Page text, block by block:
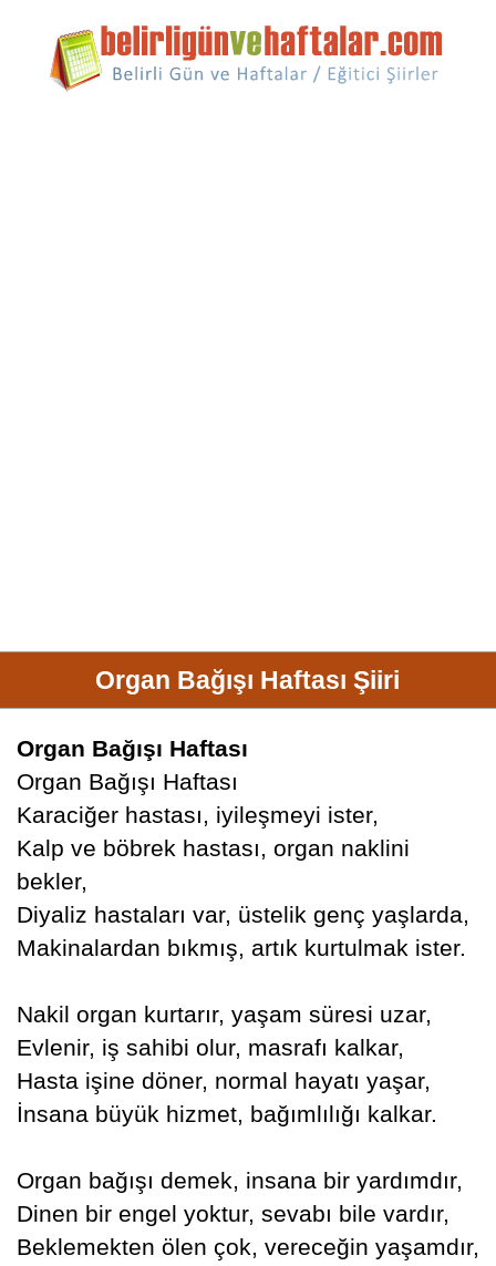
Organ Bağışı Haftası Şiiri
Organ Bağışı Haftası
Organ Bağışı Haftası
Karaciğer hastası, iyileşmeyi ister,
Kalp ve böbrek hastası, organ naklini
bekler,
Diyaliz hastaları var, üstelik genç yaşlarda,
Makinalardan bıkmış, artık kurtulmak ister.
Nakil organ kurtarır, yaşam süresi uzar,
Evlenir, iş sahibi olur, masrafı kalkar,
Hasta işine döner, normal hayatı yaşar,
İnsana büyük hizmet, bağımlılığı kalkar.
Organ bağışı demek, insana bir yardımdır,
Dinen bir engel yoktur, sevabı bile vardır,
Beklemekten ölen çok, vereceğin yaşamdır,